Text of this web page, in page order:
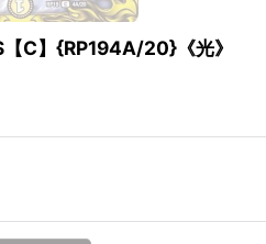
【C】{RP194A/20}《光》